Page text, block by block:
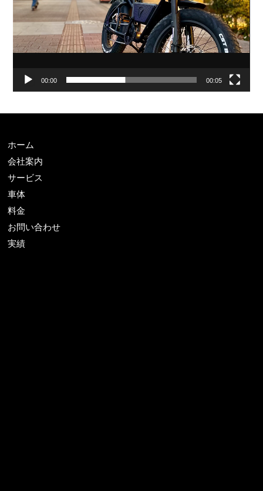
00:00 00:05
ホーム
会社案内
サービス
車体
料金
お問い合わせ
実績